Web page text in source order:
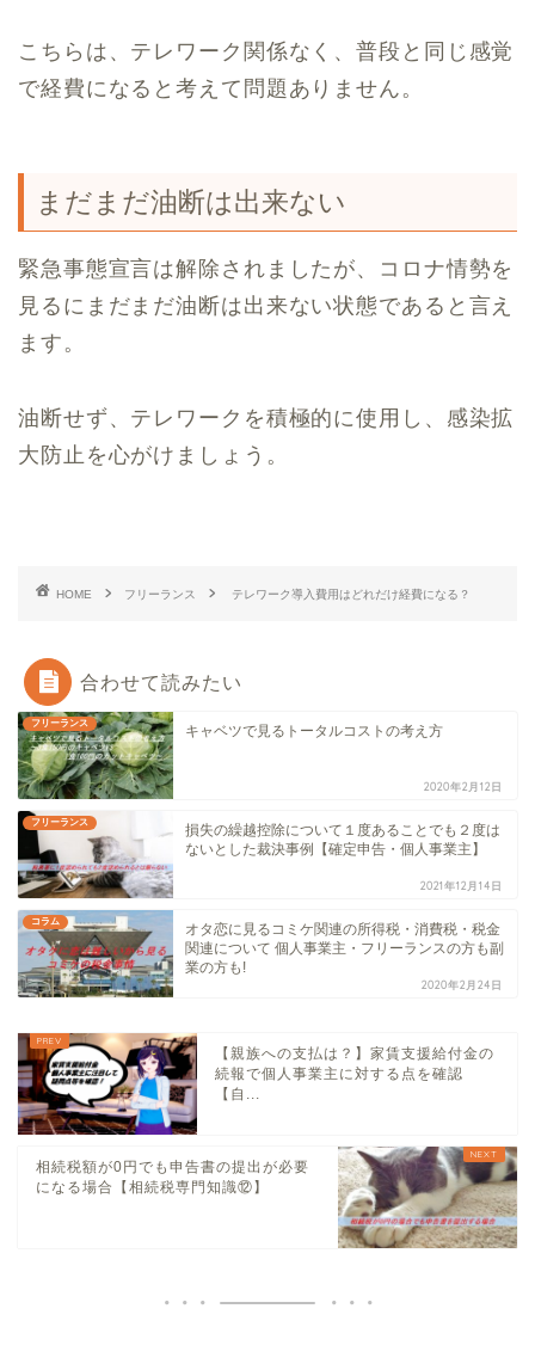
こちらは、テレワーク関係なく、普段と同じ感覚
で経費になると考えて問題ありません。
まだまだ油断は出来ない
緊急事態宣言は解除されましたが、コロナ情勢を
見るにまだまだ油断は出来ない状態であると言え
ます。
油断せず、テレワークを積極的に使用し、感染拡
大防止を心がけましょう。
HOME フリーランス テレワーク導入費用はどれだけ経費になる？
合わせて読みたい
フリーランス キャベツで見るトータルコストの考え方
2020年2月12日
フリーランス
損失の繰越控除について１度あることでも２度は
ないとした裁決事例【確定申告・個人事業主】
2021年12月14日
コラム
オタ恋に見るコミケ関連の所得税・消費税・税金
関連について 個人事業主・フリーランスの方も副
業の方も!
2020年2月24日
【親族への支払は？】家賃支援給付金の
続報で個人事業主に対する点を確認
【自...
相続税額が0円でも申告書の提出が必要
になる場合【相続税専門知識⑫】